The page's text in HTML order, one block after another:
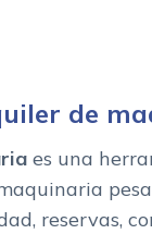
en alquiler
de
es una
reservas,